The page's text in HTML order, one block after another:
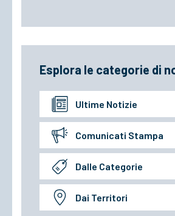
Esplora le categorie di
Ultime Notizie
Comunicati Stampa
Dalle Categorie
Dai Territori